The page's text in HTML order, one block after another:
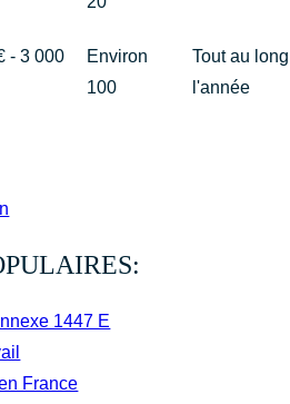
- 3 000
Environ
100
Tout au
l'année
1447 E
France